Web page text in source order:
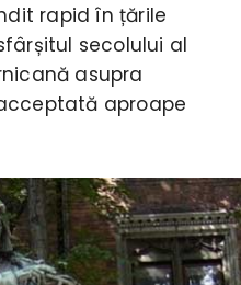
rapid în țările
secolului al
asupra
aproape